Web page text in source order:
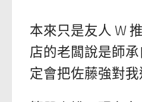
本來只是友人 W
店的老闆說是師
定會把佐藤強對